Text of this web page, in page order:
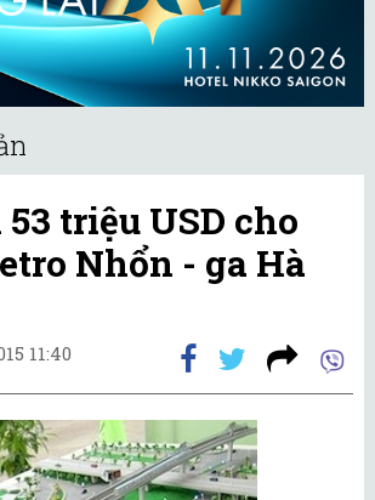
triệu USD cho
Nhổn - ga Hà
11:40